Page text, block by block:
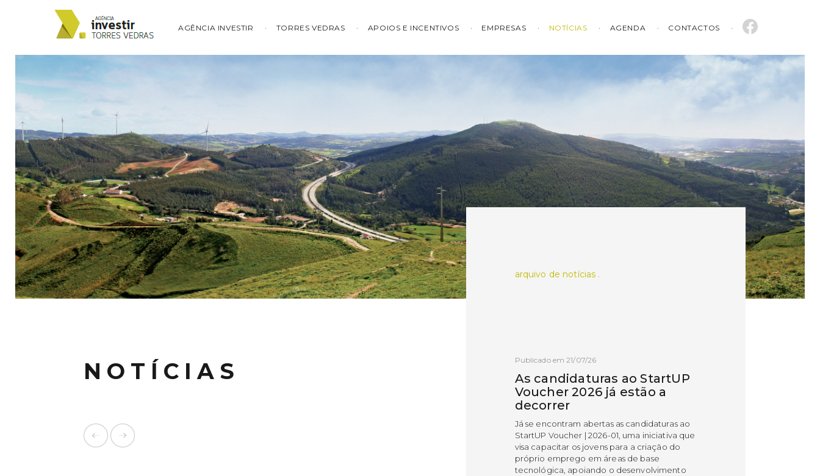
AGÊNCIA INVESTIR TORRES VEDRAS APOIOS E INCENTIVOS EMPRESAS NOTÍCIAS AGENDA CONTACTOS
NOTÍCIAS
arquivo de notícias .
Publicado em 21/07/26
As candidaturas ao StartUP
Voucher 2026 já estão a
decorrer
Já se encontram abertas as candidaturas ao
StartUP Voucher | 2026-01, uma iniciativa que
visa capacitar os jovens para a criação do
próprio emprego em áreas de base
tecnológica, apoiando o desenvolvimento